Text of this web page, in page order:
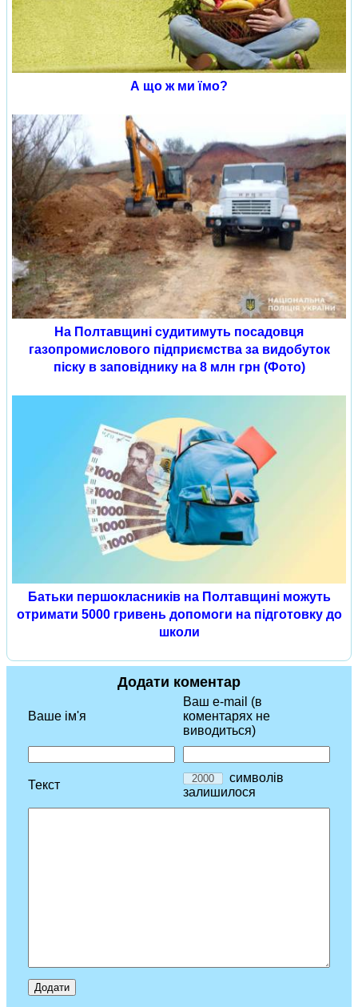
А що ж ми їмо?
На Полтавщині судитимуть посадовця
газопромислового підприємства за видобуток
піску в заповіднику на 8 млн грн (Фото)
Батьки першокласників на Полтавщині можуть
отримати 5000 гривень допомоги на підготовку до
школи
Додати коментар
Ваше ім'я
Ваш e-mail (в
коментарях не
виводиться)
Текст
символів
залишилося